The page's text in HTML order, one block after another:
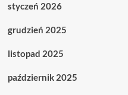
styczeń 2026
grudzień 2025
listopad 2025
październik 2025